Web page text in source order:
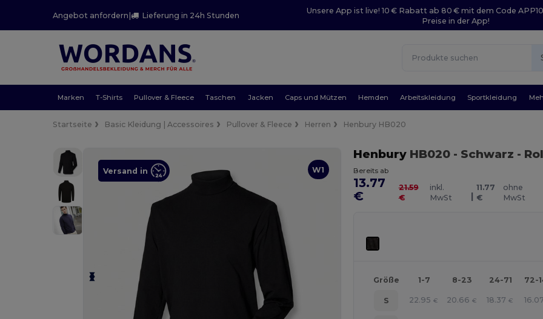
Angebot anfordern| Lieferung in 24h Stunden
Unsere App ist live! 10 € Rabatt ab 80 € mit dem Code
Preise in der App!
Marken T-Shirts Pullover & Fleece Taschen Jacken Caps und Mützen Hemden Arbeitskleidung Sportkleidung
Startseite Basic Kleidung | Accessoires Pullover & Fleece Herren Henbury HB020
W1
Versand in
HenburyHB020 - Schwarz -
Bereits ab
13.77
€
21.59
€
inkl.
MwSt
|
11.77
€
ohne
MwSt
Größe 1-7 8-23 24-71 72-
S 22.95 € 20.66 € 18.37 €